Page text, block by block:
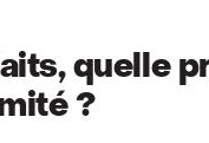
quelle
?